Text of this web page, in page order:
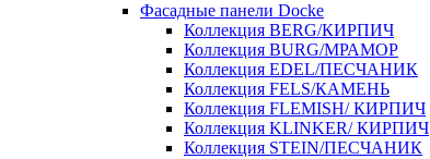
Фасадные панели Docke
Коллекция BERG/КИРПИЧ
Коллекция BURG/МРАМОР
Коллекция EDEL/ПЕСЧАНИК
Коллекция FELS/КАМЕНЬ
Коллекция FLEMISH/ КИРПИЧ
Коллекция KLINKER/ КИРПИЧ
Коллекция STEIN/ПЕСЧАНИК